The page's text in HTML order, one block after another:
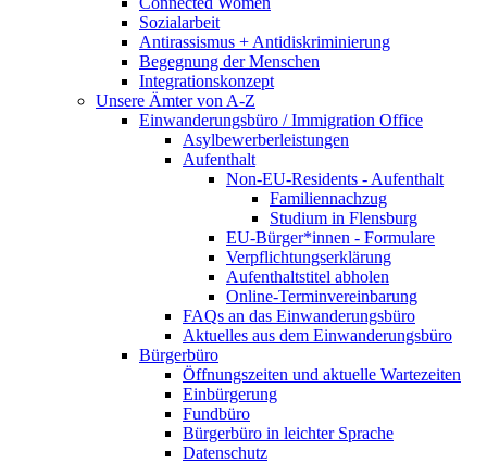
Sozialarbeit
Antirassismus + Antidiskriminierung
Begegnung der Menschen
Integrationskonzept
Unsere Ämter von A-Z
Einwanderungsbüro / Immigration Office
Asylbewerberleistungen
Aufenthalt
Non-EU-Residents - Aufenthalt
Familiennachzug
Studium in Flensburg
EU-Bürger*innen - Formulare
Verpflichtungserklärung
Aufenthaltstitel abholen
Online-Terminvereinbarung
FAQs an das Einwanderungsbüro
Aktuelles aus dem Einwanderungsbüro
Bürgerbüro
Öffnungszeiten und aktuelle Wartezeiten
Einbürgerung
Fundbüro
Bürgerbüro in leichter Sprache
Datenschutz